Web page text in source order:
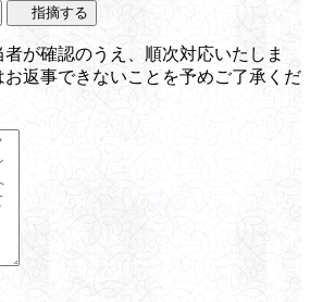
指摘する
が確認のうえ、順次対応いたしま
返事できないことを予めご了承くだ